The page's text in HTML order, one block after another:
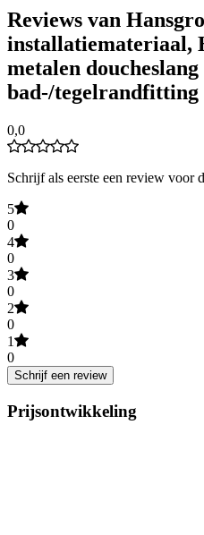
Reviews van
installatiemateriaal,
metalen
bad-/tegelrandfitting
0,0
Schrijf als eerste een review voor
5
0
4
0
3
0
2
0
1
0
Schrijf een review
Prijsontwikkeling